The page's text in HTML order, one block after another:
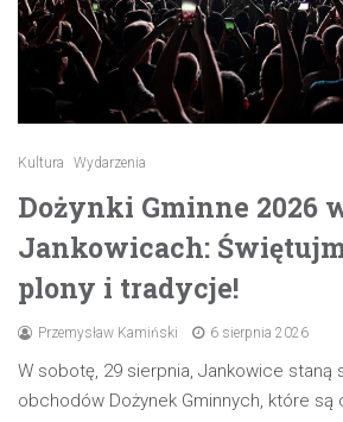
Kultura Wydarzenia
Dożynki Gminne 2026
Jankowicach:
plony i tradycje!
Przemysław Kamiński 6 sierpnia 2026
W sobotę, 29 sierpnia, Jankowice staną
obchodów Dożynek Gminnych, które